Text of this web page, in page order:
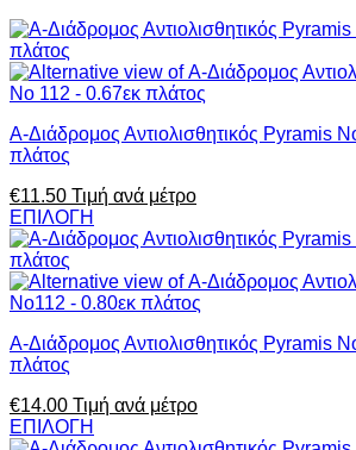
Α-Διάδρομος Αντιολισθητικός Pyramis
πλάτος
€11.50 Τιμή ανά μέτρο
ΕΠΙΛΟΓΗ
Α-Διάδρομος Αντιολισθητικός Pyramis
πλάτος
€14.00 Τιμή ανά μέτρο
ΕΠΙΛΟΓΗ